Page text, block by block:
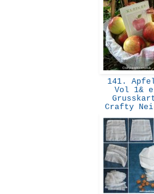
141.
Vol 1&
Crafty